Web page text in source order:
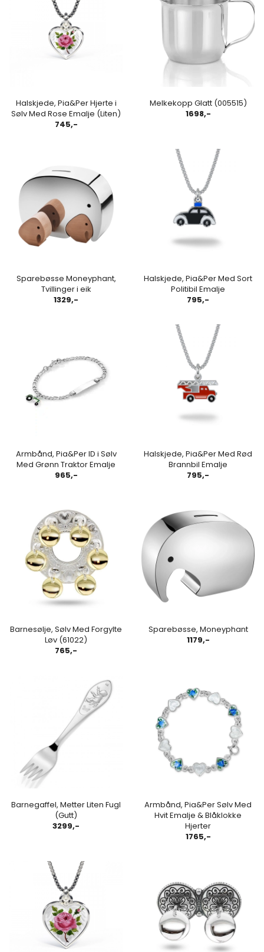
Halskjede, Pia&Per Hjerte i
Sølv Med Rose Emalje (Liten)
745,-
Melkekopp Glatt (005515)
1698,-
Sparebøsse Moneyphant,
Tvillinger i eik
1329,-
Halskjede, Pia&Per Med Sort
Politibil Emalje
795,-
Armbånd, Pia&Per ID i Sølv
Med Grønn Traktor Emalje
965,-
Halskjede, Pia&Per Med Rød
Brannbil Emalje
795,-
Barnesølje, Sølv Med Forgylte
Løv (61022)
765,-
Sparebøsse, Moneyphant
1179,-
Barnegaffel, Metter Liten Fugl
(Gutt)
3299,-
Armbånd, Pia&Per Sølv Med
Hvit Emalje & Blåklokke
Hjerter
1765,-